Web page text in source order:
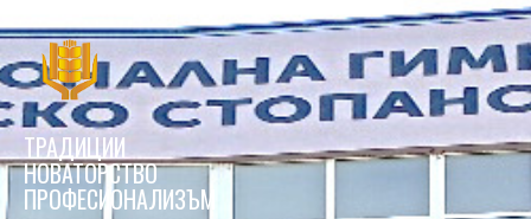
ТРАДИЦИИ
НОВАТОРСТВО
ПРОФЕСИОНАЛИЗЪМ